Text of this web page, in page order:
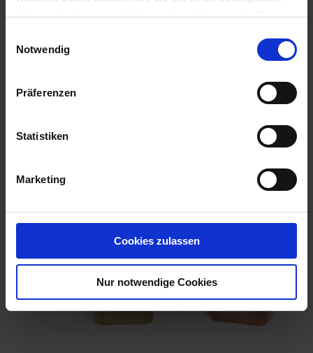
haben oder die sie im Rahmen Ihrer Nutzung der Dienste
Notwendig
Präferenzen
Statistiken
Marketing
Cookies zulassen
Nur notwendige Cookies
Fabulis OD / 10 l